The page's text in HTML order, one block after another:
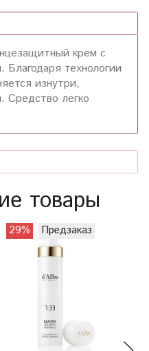
крем с
технологии
изнутри,
Средство легко
товары
29% Предзаказ